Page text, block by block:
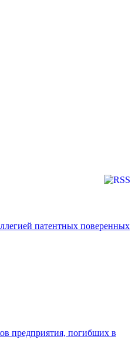
патентных поверенных
предприятия, погибших в